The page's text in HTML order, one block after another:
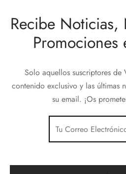
Recibe Noticias,
Promociones
Solo aquellos suscriptores
contenido exclusivo y las últimas
su email. ¡Os